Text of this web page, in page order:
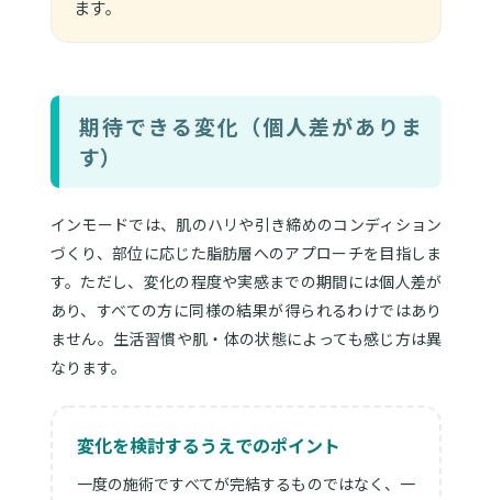
ます。
期待できる変化（個人差がありま
す）
インモードでは、肌のハリや引き締めのコンディション
づくり、部位に応じた脂肪層へのアプローチを目指しま
す。ただし、変化の程度や実感までの期間には個人差が
あり、すべての方に同様の結果が得られるわけではあり
ません。生活習慣や肌・体の状態によっても感じ方は異
なります。
変化を検討するうえでのポイント
一度の施術ですべてが完結するものではなく、一